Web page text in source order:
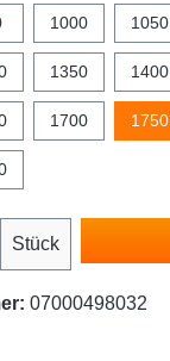
1000 1050
1350 1400
1700 1750
Stück
07000498032